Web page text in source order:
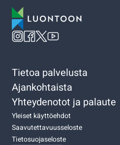
Tietoa palvelusta
Ajankohtaista
Yhteydenotot ja palaute
Yleiset käyttöehdot
Saavutettavuusseloste
Tietosuojaseloste